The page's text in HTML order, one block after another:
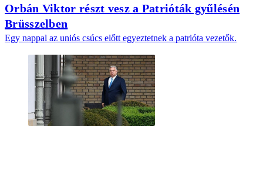
Orbán Viktor részt vesz a Patrióták gyűlésén
Brüsszelben
Egy nappal az uniós csúcs előtt egyeztetnek a patrióta vezetők.